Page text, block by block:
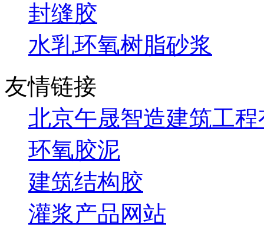
封缝胶
水乳环氧树脂砂浆
友情链接
北京午晟智造建筑工
环氧胶泥
建筑结构胶
灌浆产品网站